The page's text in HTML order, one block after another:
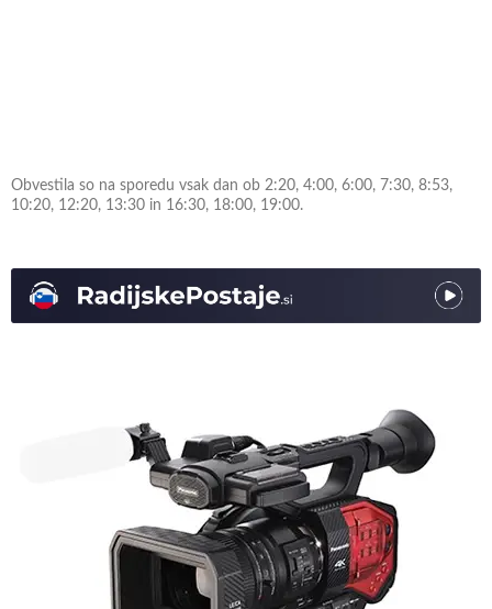
Obvestila so na sporedu vsak dan ob 2:20, 4:00, 6:00, 7:30, 8:53,
10:20, 12:20, 13:30 in 16:30, 18:00, 19:00.